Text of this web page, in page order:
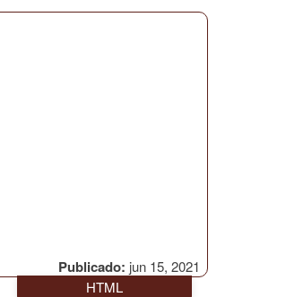
Publicado: jun 15, 2021
HTML